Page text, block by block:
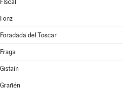
Fiscal
Fonz
Foradada del Toscar
Fraga
Gistaín
Grañén